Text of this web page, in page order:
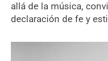
allá de la música,
declaración de fe y